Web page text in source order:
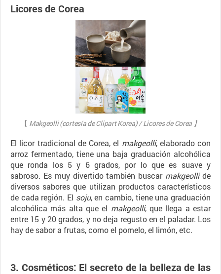
Licores de Corea
【 Makgeolli (cortesía de Clipart Korea) / Licores de Corea 】
El licor tradicional de Corea, el makgeolli, elaborado con
arroz fermentado, tiene una baja graduación alcohólica
que ronda los 5 y 6 grados, por lo que es suave y
sabroso. Es muy divertido también buscar makgeollide
diversos sabores que utilizan productos característicos
de cada región. El soju, en cambio, tiene una graduación
alcohólica más alta que el makgeolli, que llega a estar
entre 15 y 20 grados, y no deja regusto en el paladar. Los
hay de sabor a frutas, como el pomelo, el limón, etc.
3. Cosméticos: El secreto de la belleza de las